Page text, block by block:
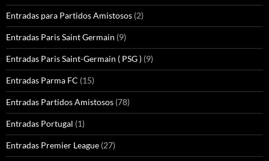
Entradas para Partidos Amistosos (2)
Entradas Paris Saint Germain (9)
Entradas Paris Saint-Germain ( PSG ) (9)
Entradas Parma FC (15)
Entradas Partidos Amistosos (78)
Entradas Portugal (1)
Entradas Premier League (27)